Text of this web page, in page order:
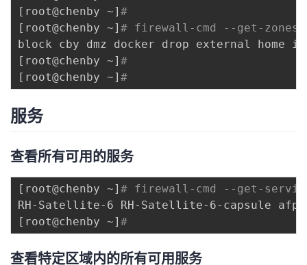
[ root@chenby ~] #
[ root@chenby ~] # firewall-cmd --get-zones
[ root@chenby ~] #
[ root@chenby ~] #
服务
查看所有可用的服务
[ root@chenby ~] # firewall-cmd --get-
RH-Satellite-6 RH-Satellite-6-capsule afp
[ root@chenby ~] #
查看特定区域内的所有可用服务